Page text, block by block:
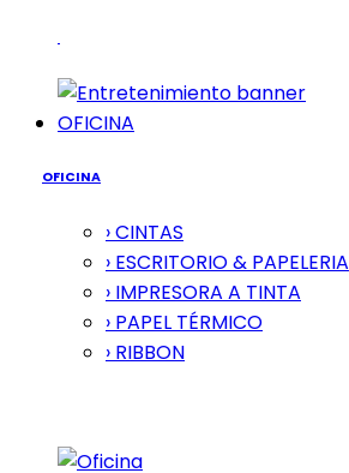
OFICINA
OFICINA
› CINTAS
› ESCRITORIO & PAPELERIA
› IMPRESORA A TINTA
› PAPEL TÉRMICO
› RIBBON